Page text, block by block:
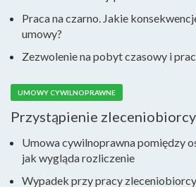
Praca na czarno. Jakie
umowy?
Zezwolenie na pobyt czasowy i
UMOWY CYWILNOPRAWNE
Przystąpienie
Umowa cywilnoprawna pomiędzy
jak wygląda rozliczenie
Wypadek przy pracy